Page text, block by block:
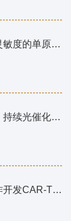
物理科学学院周武课题组实现具有化学键合灵敏度的单原子振动谱学分析技术
西北生态环境资源研究院在水体中铀的高效、持续光催化提取研究取得新进展
分子细胞科学卓越创新中心许琛琦研究组合作开发CAR-T理性设计平台